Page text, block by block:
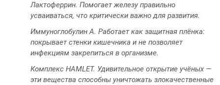
Лактоферрин. Помогает железу правильно
усваиваться, что критически важно для развития.
Иммуноглобулин А. Работает как защитная плёнка:
покрывает стенки кишечника и не позволяет
инфекциям закрепиться в организме.
Комплекс HAMLET. Удивительное открытие учёных —
эти вещества способны уничтожать злокачественные